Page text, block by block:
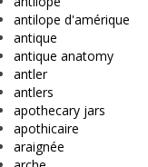
antilope d'amérique
antique
antique anatomy
antler
antlers
apothecary jars
apothicaire
araignée